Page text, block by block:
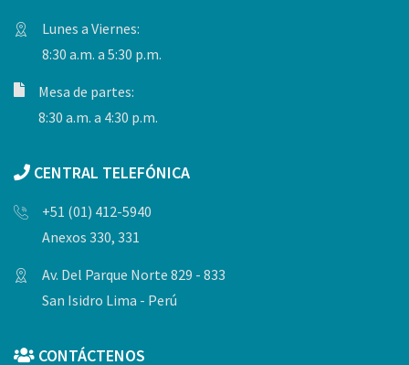
Lunes a Viernes:
8:30 a.m. a 5:30 p.m.
Mesa de partes:
8:30 a.m. a 4:30 p.m.
CENTRAL TELEFÓNICA
+51 (01) 412-5940
Anexos 330, 331
Av. Del Parque Norte 829 - 833
San Isidro Lima - Perú
CONTÁCTENOS